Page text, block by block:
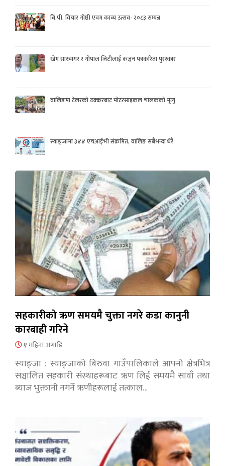
बि.पी. विचार गोष्ठी एवम काव्य उत्सव- २०८३ सम्पन्न
खेम सारुमगर र गोपाल जिटीलाई कञ्चन पत्रकरिता पुरस्कार
वालिङमा टेलरको ठक्करबाट मोटरसाइकल चालकको मृत्यु
स्याङ्जामा ३४४ एचआईभी संक्रमित, वालिङ सबैभन्दा धेरै
सहकारीको ऋण समयमै चुक्ता नगरे कडा कानुनी
कारबाही गरिने
१ महिना अगाडि
स्याङ्जा : स्याङ्जाको बिरुवा गाउँपालिकाले आफ्नो क्षेत्रभित्र
सञ्चालित सहकारी संस्थाहरूबाट ऋण लिई समयमै सावाँ तथा
ब्याज भुक्तानी नगर्ने ऋणीहरूलाई तत्काल…